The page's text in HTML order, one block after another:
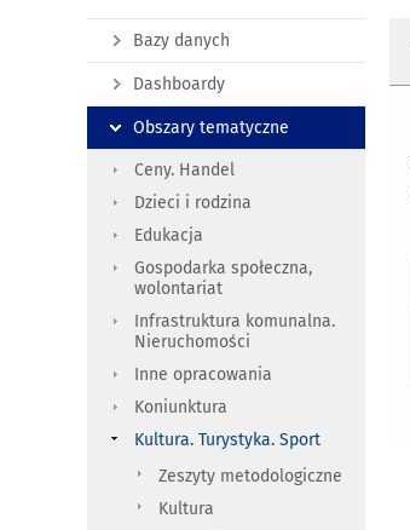
Bazy danych
Dashboardy
Obszary tematyczne
Ceny. Handel
Dzieci i rodzina
Edukacja
Gospodarka społeczna,
wolontariat
Infrastruktura komunalna.
Nieruchomości
Inne opracowania
Koniunktura
Kultura. Turystyka. Sport
Zeszyty metodologiczne
Kultura